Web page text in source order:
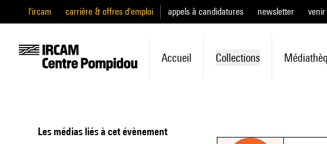
l'ircam carrière & offres d'emploi appels à candidatures newsletter
Accueil Collections
Les médias liés à cet évènement